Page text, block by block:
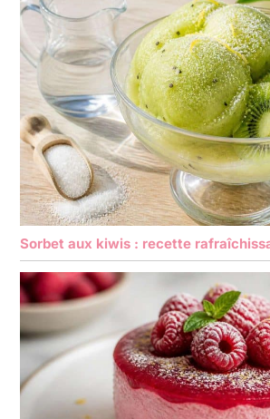
Sorbet aux kiwis : recette